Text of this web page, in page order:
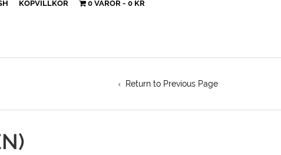
KÖPVILLKOR 0 VAROR 0 KR
Return to Previous Page